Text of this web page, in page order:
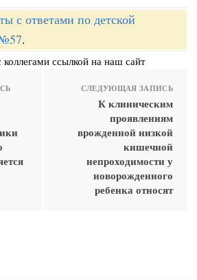
с ответами по детской
.
коллегами ссылкой на наш сайт
СЛЕДУЮЩАЯ ЗАПИСЬ
К клиническим
проявлениям
врожденной низкой
кишечной
непроходимости у
новорожденного
ребенка относят